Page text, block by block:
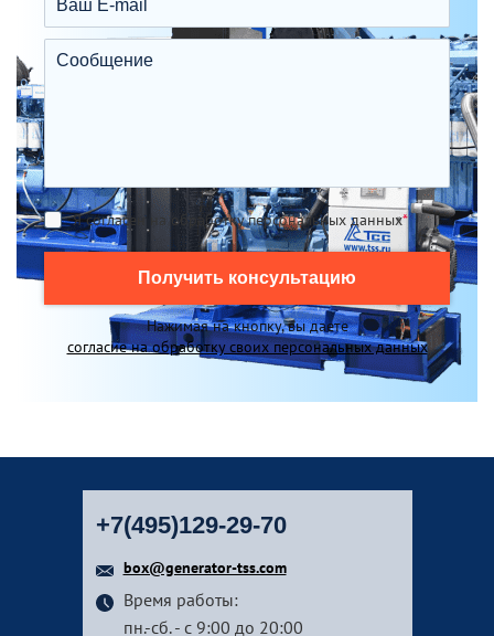
Я согласен на обработку персональных данных*
Получить консультацию
Нажимая на кнопку, вы даете
согласие на обработку своих персональных данных
+7(495)129-29-70
box@generator-tss.com
Время работы:
пн.-сб. - с 9:00 до 20:00